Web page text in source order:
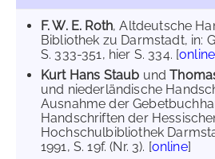
F. W. E. Roth, Altdeutsche
Bibliothek zu Darmstadt, in:
S. 333-351, hier S. 334. [online
Kurt Hans Staub und
und niederländische
Ausnahme der
Handschriften der
Hochschulbibliothek
1991, S. 19f. (Nr. 3). [online]